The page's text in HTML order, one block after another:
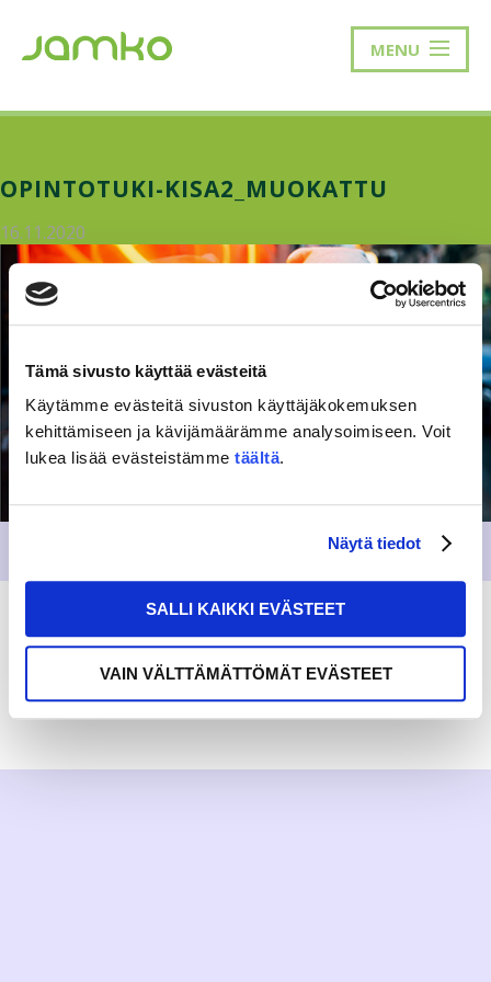
Tämä sivusto käyttää evästeitä
Käytämme evästeitä sivuston käyttäjäkokemuksen
kehittämiseen ja kävijämäärämme analysoimiseen. Voit
lukea lisää evästeistämme täältä.
Näytä tiedot
SALLI KAIKKI EVÄSTEET
VAIN VÄLTTÄMÄTTÖMÄT EVÄSTEET
MENU
OPINTOTUKI-KISA2_MUOKATTU
16.11.2020